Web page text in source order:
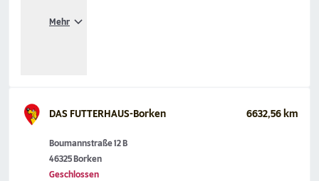
Mehr
DAS FUTTERHAUS-Borken 6632,56 km
Boumannstraße 12 B
46325 Borken
Geschlossen